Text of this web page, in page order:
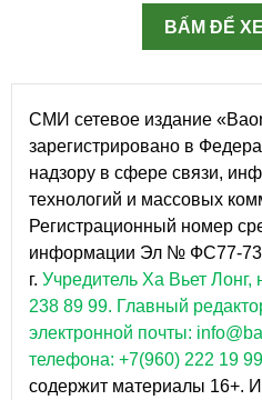
BẤM ĐỂ
СМИ сетевое издание
зарегистрировано в
надзору в сфере связи,
технологий и массовых
Регистрационный номер
информации Эл № ФС77-
г. Учредитель Ха Вьет
238 89 99. Главный
электронной почты:
телефона: +7(960) 222 19
содержит материалы 16+.